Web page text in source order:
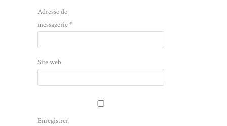
Adresse de
messagerie*
Site web
Enregistrer